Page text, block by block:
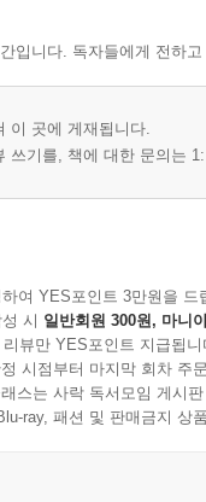
입니다. 독자들에게 전하
이 곳에 게재됩니다.
쓰기를, 책에 대한 문의는
여 YES포인트 3만원을 드
시 일반회원 300원, 마니
뷰만 YES포인트 지급됩니
시점부터 마지막 회차 주
스는 사락 독서모임 게시
ray, 패션 및 판매금지 상